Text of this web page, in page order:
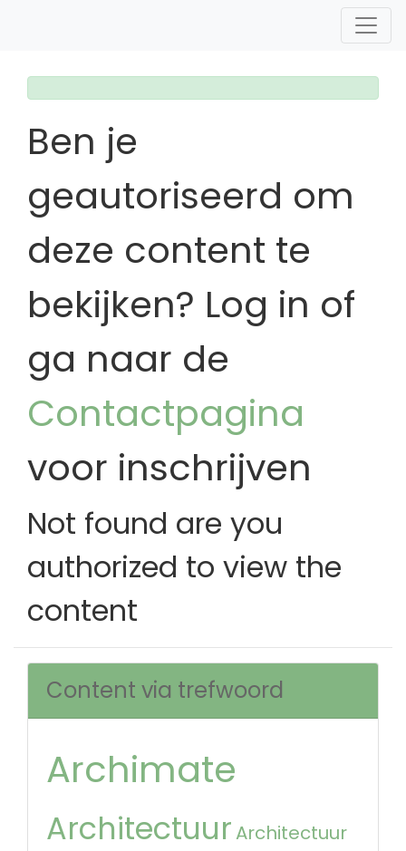
Ben je
geautoriseerd om
deze content te
bekijken? Log in of
ga naar de
Contactpagina
voor inschrijven
Not found are you
authorized to view the
content
Content via trefwoord
Archimate
Architectuur Architectuur